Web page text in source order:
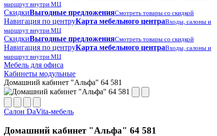
маршрут внутри МЦ
СкидкиВыгодные предложенияСмотреть товары со скидкой
Навигация по центруКарта мебельного центраВходы, салоны и
маршрут внутри МЦ
СкидкиВыгодные предложенияСмотреть товары со скидкой
Навигация по центруКарта мебельного центраВходы, салоны и
маршрут внутри МЦ
Мебель для офиса
Кабинеты модульные
Домашний кабинет "Альфа" 64 581
Салон DaVita-мебель
Домашний кабинет "Альфа" 64 581